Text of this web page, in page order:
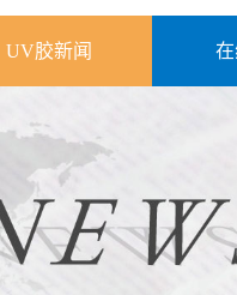
UV胶新闻